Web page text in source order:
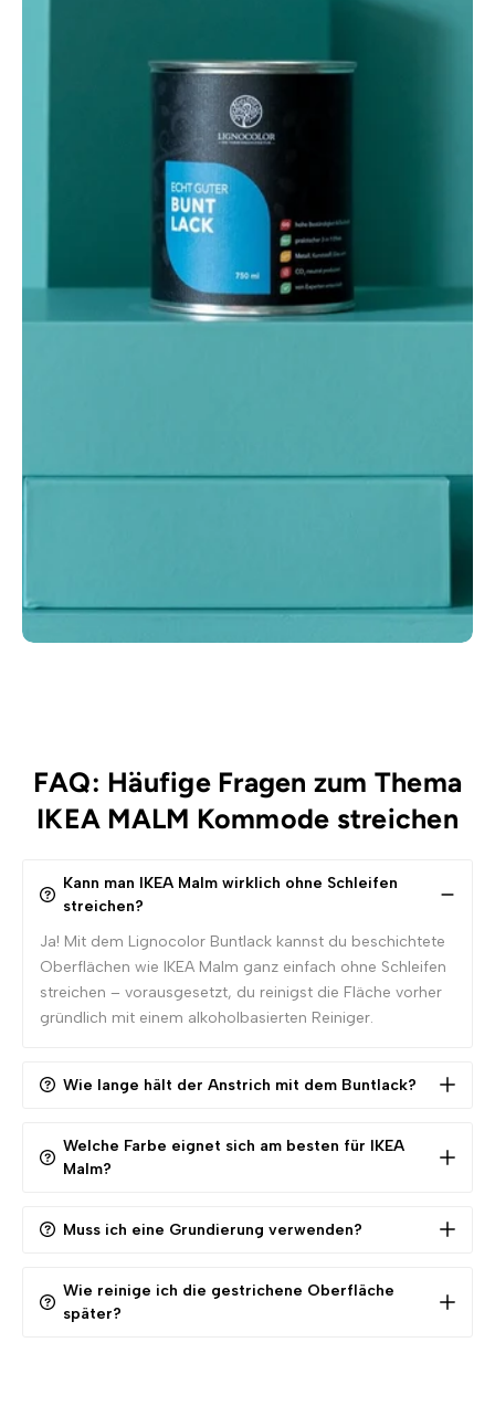
FAQ: Häufige Fragen zum Thema
IKEA MALM Kommode streichen
Kann man IKEA Malm wirklich ohne Schleifen
streichen?
Ja! Mit dem Lignocolor Buntlack kannst du beschichtete
Oberflächen wie IKEA Malm ganz einfach ohne Schleifen
streichen – vorausgesetzt, du reinigst die Fläche vorher
gründlich mit einem alkoholbasierten Reiniger.
Wie lange hält der Anstrich mit dem Buntlack?
normaler Beanspruchung hält der Anstrich viele Jahre.
Für stärker genutzte Möbel empfehlen wir optional eine
Seidenmatt.
Welche Farbe eignet sich am besten für IKEA
Malm?
geeignet.
Muss ich eine Grundierung verwenden?
bereits Haftvermittler und schützt die Oberfläche effektiv
ohne zusätzliche Grundierung.
Wie reinige ich die gestrichene Oberfläche
später?